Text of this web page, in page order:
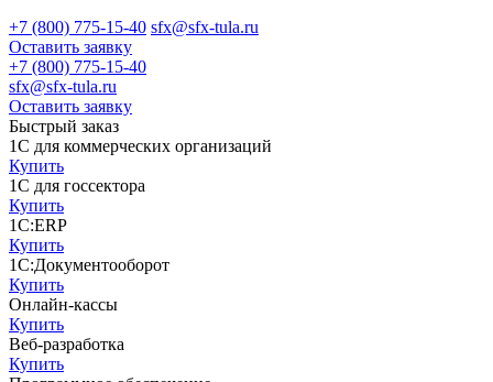
+7 (800) 775-15-40 sfx@sfx-tula.ru
Оставить заявку
+7 (800) 775-15-40
sfx@sfx-tula.ru
Оставить заявку
Быстрый заказ
1С для коммерческих организаций
Купить
1С для госсектора
Купить
1С:ERP
Купить
1С:Документооборот
Купить
Онлайн-кассы
Купить
Веб-разработка
Купить